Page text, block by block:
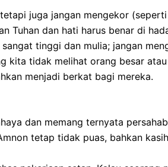
juga jangan mengekor
Tuhan dan hati harus benar di
tinggi dan mulia; jangan
kita tidak melihat orang besar
menjadi berkat bagi mereka.
dan memang ternyata
tetap tidak puas, bahkan